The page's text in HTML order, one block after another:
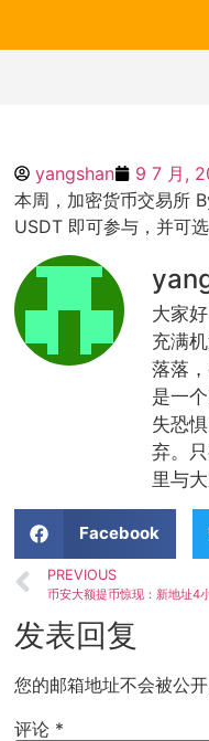
yangshan 9 7 月,
本周，加密货币交易所
USDT 即可参与，并可
大家
充满
落落
是一
失恐
弃。
里与
Facebook
PREVIOUS
发表回复
您的邮箱地址不会被公开
评论 *